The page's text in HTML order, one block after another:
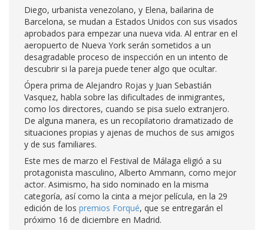
Diego, urbanista venezolano, y Elena, bailarina de
Barcelona, se mudan a Estados Unidos con sus visados
aprobados para empezar una nueva vida. Al entrar en el
aeropuerto de Nueva York serán sometidos a un
desagradable proceso de inspección en un intento de
descubrir si la pareja puede tener algo que ocultar.
Ópera prima de Alejandro Rojas y Juan Sebastián
Vasquez, habla sobre las dificultades de inmigrantes,
como los directores, cuando se pisa suelo extranjero.
De alguna manera, es un recopilatorio dramatizado de
situaciones propias y ajenas de muchos de sus amigos
y de sus familiares.
Este mes de marzo el Festival de Málaga eligió a su
protagonista masculino, Alberto Ammann, como mejor
actor. Asimismo, ha sido nominado en la misma
categoría, así como la cinta a mejor película, en la 29
edición de los premios Forqué, que se entregarán el
próximo 16 de diciembre en Madrid.